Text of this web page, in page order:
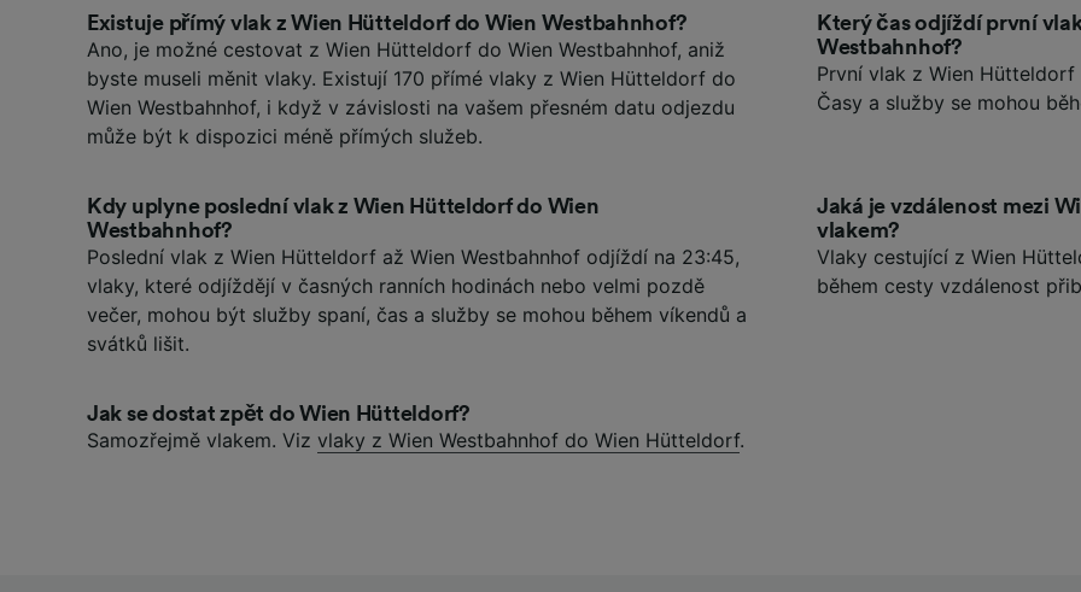
Existuje přímý vlak z Wien Hütteldorf do Wien Westbahnhof?
Ano, je možné cestovat z Wien Hütteldorf do Wien Westbahnhof, aniž
byste museli měnit vlaky. Existují 170 přímé vlaky z Wien Hütteldorf do
Wien Westbahnhof, i když v závislosti na vašem přesném datu odjezdu
může být k dispozici méně přímých služeb.
Který čas odjíždí první
Westbahnhof?
První vlak z Wien
Časy a služby se mohou
Kdy uplyne poslední vlak z Wien Hütteldorf do Wien
Westbahnhof?
Poslední vlak z Wien Hütteldorf až Wien Westbahnhof odjíždí na 23:45,
vlaky, které odjíždějí v časných ranních hodinách nebo velmi pozdě
večer, mohou být služby spaní, čas a služby se mohou během víkendů a
svátků lišit.
Jaká je vzdálenost mezi
vlakem?
Vlaky cestující z Wien
během cesty vzdálenost
Jak se dostat zpět do Wien Hütteldorf?
Samozřejmě vlakem. Viz vlaky z Wien Westbahnhof do Wien Hütteldorf.